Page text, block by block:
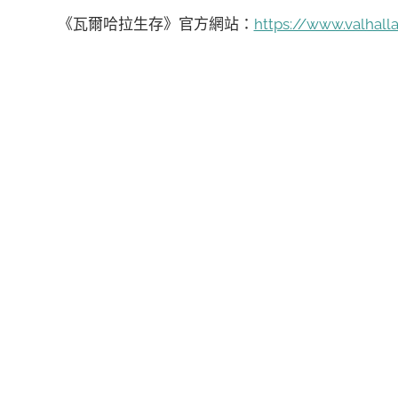
《瓦爾哈拉生存》官方網站： https://